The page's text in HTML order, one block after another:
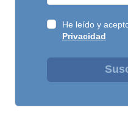
He leído y
Privacidad